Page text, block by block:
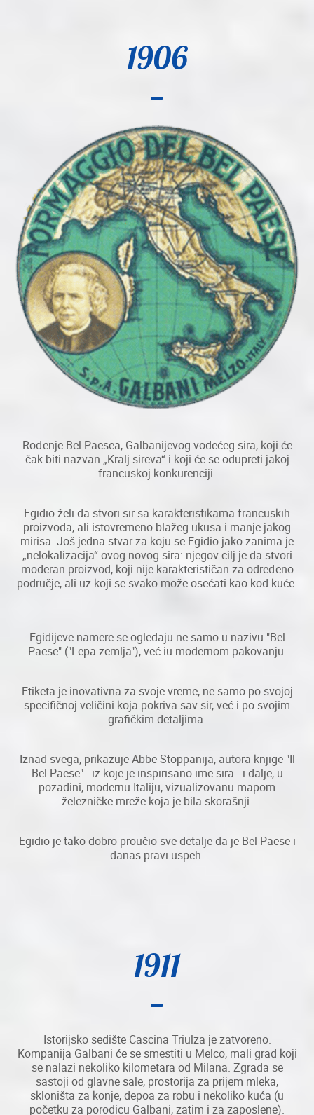
1906
Rođenje Bel Paesea, Galbanijevog vodećeg sira, koji će
čak biti nazvan „Kralj sireva“ i koji će se odupreti jakoj
francuskoj konkurenciji.
Egidio želi da stvori sir sa karakteristikama francuskih
proizvoda, ali istovremeno blažeg ukusa i manje jakog
mirisa. Još jedna stvar za koju se Egidio jako zanima je
„nelokalizacija“ ovog novog sira: njegov cilj je da stvori
moderan proizvod, koji nije karakterističan za određeno
područje, ali uz koji se svako može osećati kao kod kuće.
Egidijeve namere se ogledaju ne samo u nazivu "Bel
Paese" ("Lepa zemlja"), već iu modernom pakovanju.
Etiketa je inovativna za svoje vreme, ne samo po svojoj
specifičnoj veličini koja pokriva sav sir, već i po svojim
grafičkim detaljima.
Iznad svega, prikazuje Abbe Stoppanija, autora knjige "Il
Bel Paese" - iz koje je inspirisano ime sira - i dalje, u
pozadini, modernu Italiju, vizualizovanu mapom
železničke mreže koja je bila skorašnji.
Egidio je tako dobro proučio sve detalje da je Bel Paese i
danas pravi uspeh.
1911
Istorijsko sedište Cascina Triulza je zatvoreno.
Kompanija Galbani će se smestiti u Melco, mali grad koji
se nalazi nekoliko kilometara od Milana. Zgrada se
sastoji od glavne sale, prostorija za prijem mleka,
skloništa za konje, depoa za robu i nekoliko kuća (u
početku za porodicu Galbani, zatim i za zaposlene).